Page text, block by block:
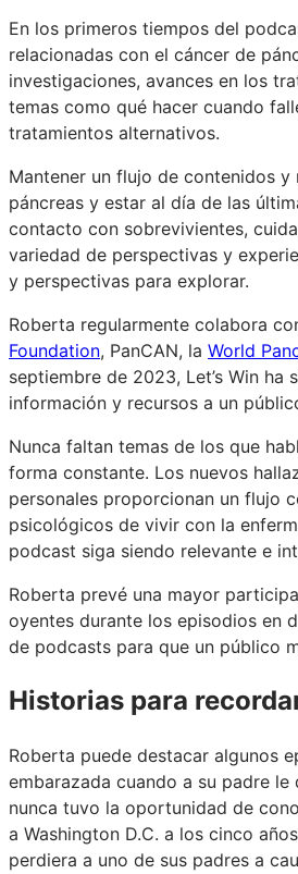
En los primeros tiempos del
relacionadas con el cáncer de
investigaciones, avances en los
temas como qué hacer cuando
tratamientos alternativos.
Mantener un flujo de contenidos
páncreas y estar al día de las
contacto con sobrevivientes,
variedad de perspectivas y
y perspectivas para explorar.
Roberta regularmente colabora
Foundation, PanCAN, la World
septiembre de 2023, Let’s Win
información y recursos a un
Nunca faltan temas de los que
forma constante. Los nuevos
personales proporcionan un flujo
psicológicos de vivir con la
podcast siga siendo relevante e
Roberta prevé una mayor
oyentes durante los episodios en
de podcasts para que un público
Historias para
Roberta puede destacar algunos
embarazada cuando a su padre
nunca tuvo la oportunidad de
a Washington D.C. a los cinco
perdiera a uno de sus padres a